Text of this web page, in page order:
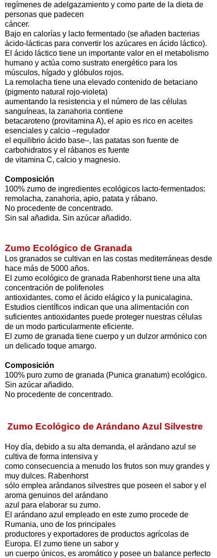
regímenes de adelgazamiento y como parte de la dieta de
personas que padecen
cáncer.
Bajo en calorías y lacto fermentado (se añaden bacterias
ácido-lácticas para convertir los azúcares en ácido láctico).
El ácido láctico tiene un importante valor en el metabolismo
humano y actúa como sustrato energético para los
músculos, hígado y glóbulos rojos.
La remolacha tiene una elevado contenido de betaciano
(pigmento natural rojo-violeta)
aumentando la resistencia y el número de las células
sanguíneas, la zanahoria contiene
betacaroteno (provitamina A), el apio es rico en aceites
esenciales y calcio –regulador
el equilibrio ácido base–, las patatas son fuente de
carbohidratos y el rábanos es fuente
de vitamina C, calcio y magnesio.
Composición
100% zumo de ingredientes ecológicos lacto-fermentados:
remolacha, zanahoria, apio, patata y rábano.
No procedente de concentrado.
Sin sal añadida. Sin azúcar añadido.
Zumo Ecológico de Granada
Los granados se cultivan en las costas mediterráneas desde
hace más de 5000 años.
El zumo ecológico de granada Rabenhorst tiene una alta
concentración de polifenoles
antioxidantes, como el ácido elágico y la punicalagina.
Estudios científicos indican que una alimentación con
suficientes antioxidantes puede proteger nuestras células
de un modo particularmente eficiente.
El zumo de granada tiene cuerpo y un dulzor armónico con
un delicado toque amargo.
Composición
100% puro zumo de granada (Punica granatum) ecológico.
Sin azúcar añadido.
No procedente de concentrado.
Zumo Ecológico de Arándano Azul Silvestre
Hoy día, debido a su alta demanda, el arándano azul se
cultiva de forma intensiva y
como consecuencia a menudo los frutos son muy grandes y
muy dulces. Rabenhorst
sólo emplea arándanos silvestres que poseen el sabor y el
aroma genuinos del arándano
azul para elaborar su zumo.
El arándano azul empleado en este zumo procede de
Rumania, uno de los principales
productores y exportadores de productos agrícolas de
Europa. El zumo tiene un sabor y
un cuerpo únicos, es aromático y posee un balance perfecto